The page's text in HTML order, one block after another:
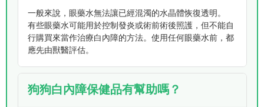
一般來說，眼藥水無法讓已經混濁的水晶體恢復透明。
有些眼藥水可能用於控制發炎或術前術後照護，但不能自
行購買來當作治療白內障的方法。使用任何眼藥水前，都
應先由獸醫評估。
狗狗白內障保健品有幫助嗎？